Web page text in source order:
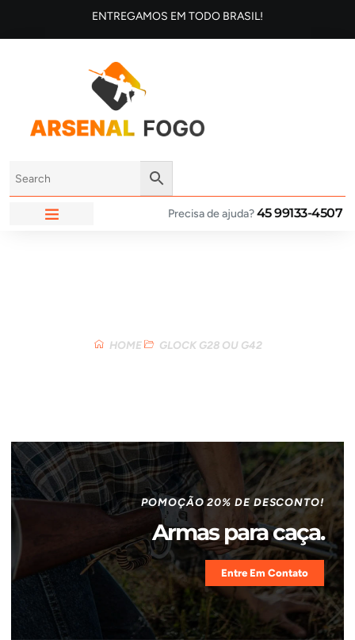
ENTREGAMOS EM TODO BRASIL!
Precisa de ajuda?45 99133-4507
HOME GLOCK G28 OU G42
POMOÇÃO 20% DE DESCONTO!
Armas para caça.
Entre Em Contato